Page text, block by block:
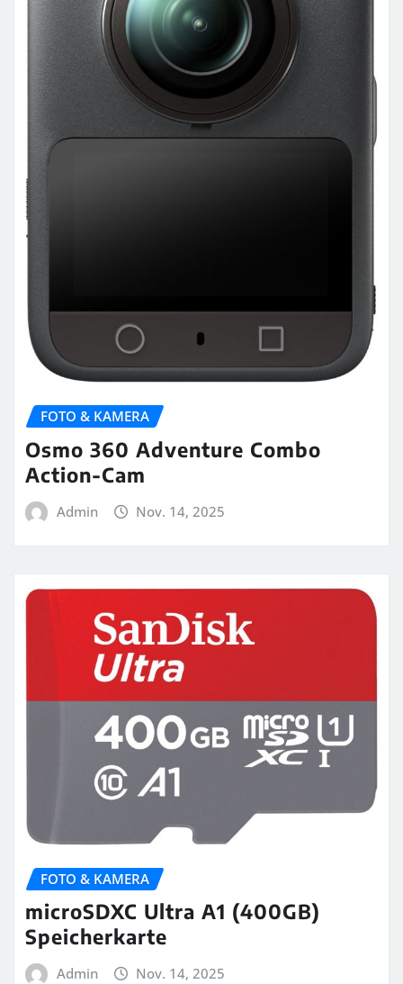
FOTO & KAMERA
Osmo 360 Adventure Combo
Action-Cam
Admin Nov. 14, 2025
FOTO & KAMERA
microSDXC Ultra A1 (400GB)
Speicherkarte
Admin Nov. 14, 2025